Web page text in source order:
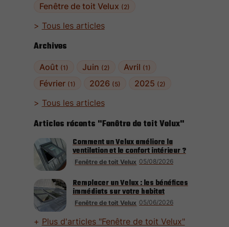
Fenêtre de toit Velux (2)
Tous les articles
Archives
Août (1) Juin (2) Avril (1)
Février (1) 2026 (5) 2025 (2)
Tous les articles
Articles récents "Fenêtre de toit Velux"
Fenêtre de toit Velux 05/08/2026
Comment un Velux améliore la
ventilation et le confort intérieur ?
Fenêtre de toit Velux 05/06/2026
Remplacer un Velux : les bénéfices
immédiats sur votre habitat
Plus d'articles "Fenêtre de toit Velux"